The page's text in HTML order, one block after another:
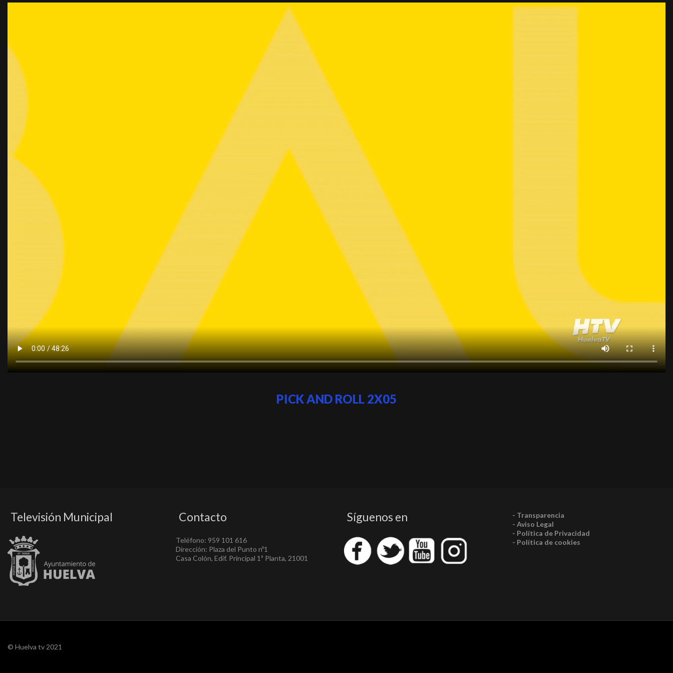
PICK AND ROLL 2X05
Televisión Municipal Contacto
Teléfono: 959 101 616
Dirección: Plaza del Punto nº1
Casa Colón, Edif. Principal 1ª Planta, 21001
Síguenos en
- Transparencia
- Aviso Legal
- Política de Privacidad
- Política de cookies
© Huelva tv 2021